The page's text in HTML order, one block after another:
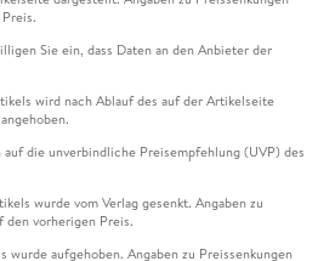
Sie ein, dass Daten an den Anbieter der
wird nach Ablauf des auf der Artikelseite
die unverbindliche Preisempfehlung (UVP) des
wurde vom Verlag gesenkt. Angaben zu
den vorherigen Preis.
wurde aufgehoben. Angaben zu Preissenkungen